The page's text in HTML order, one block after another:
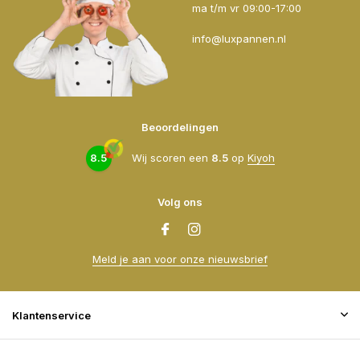
ma t/m vr 09:00-17:00
info@luxpannen.nl
Beoordelingen
8.5 Wij scoren een 8.5op Kiyoh
Volg ons
Meld je aan voor onze nieuwsbrief
Klantenservice